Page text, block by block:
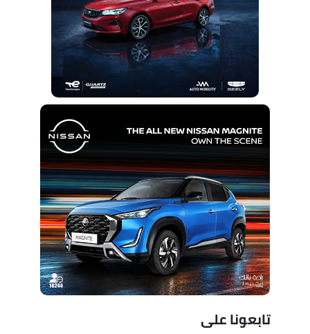
تابعونا على